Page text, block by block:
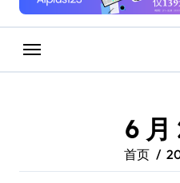
6 月
首页